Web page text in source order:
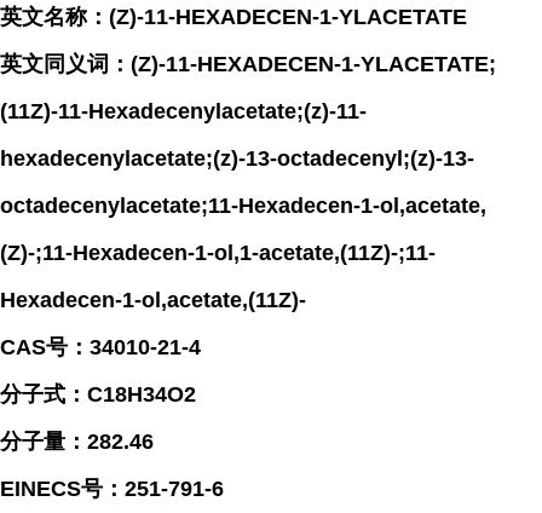
英文名称：(Z)-11-HEXADECEN-1-YLACETATE
英文同义词：(Z)-11-HEXADECEN-1-YLACETATE;
(11Z)-11-Hexadecenylacetate;(z)-11-
hexadecenylacetate;(z)-13-octadecenyl;(z)-13-
octadecenylacetate;11-Hexadecen-1-ol,acetate,
(Z)-;11-Hexadecen-1-ol,1-acetate,(11Z)-;11-
Hexadecen-1-ol,acetate,(11Z)-
CAS号：34010-21-4
分子式：C18H34O2
分子量：282.46
EINECS号：251-791-6